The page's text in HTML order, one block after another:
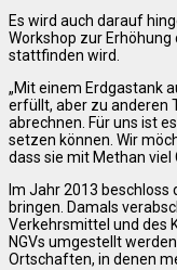
Es wird auch darauf
Workshop zur
stattfinden wird.
„Mit einem Erdgastank
erfüllt, aber zu anderen
abrechnen. Für uns ist
setzen können. Wir
dass sie mit Methan
Im Jahr 2013 beschloss
bringen. Damals
Verkehrsmittel und des
NGVs umgestellt
Ortschaften, in denen